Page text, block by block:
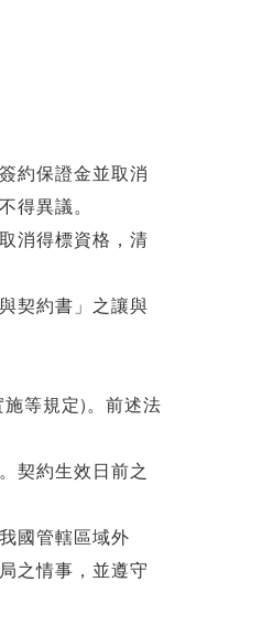
約保證金並取消
得異議。
消得標資格，清
契約書」之讓與
等規定)。前述法
契約生效日前之
國管轄區域外
之情事，並遵守